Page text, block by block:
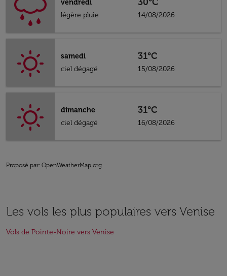
vendredi
légère pluie
14/08/2026
samedi
ciel dégagé
31°C
15/08/2026
dimanche
ciel dégagé
31°C
16/08/2026
Proposé par: OpenWeatherMap.org
Les vols les plus populaires vers Venise
Vols de Pointe-Noire vers Venise